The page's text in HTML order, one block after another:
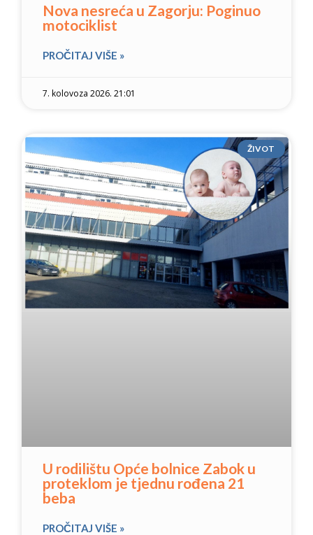
Nova nesreća u Zagorju: Poginuo
motociklist
PROČITAJ VIŠE »
7. kolovoza 2026. 21:01
ŽIVOT
U rodilištu Opće bolnice Zabok u
proteklom je tjednu rođena 21
beba
PROČITAJ VIŠE »